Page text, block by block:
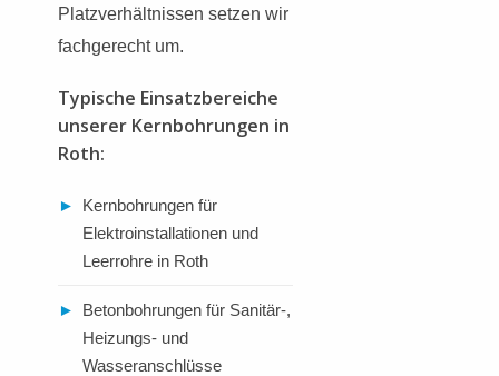
Platzverhältnissen setzen wir
fachgerecht um.
Typische Einsatzbereiche
unserer Kernbohrungen in
Roth:
►
Kernbohrungen für
Elektroinstallationen und
Leerrohre in Roth
►
Betonbohrungen für Sanitär-,
Heizungs- und
Wasseranschlüsse